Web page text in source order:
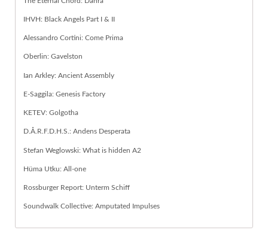
IHVH: Black Angels Part I & II
Alessandro Cortini: Come Prima
Oberlin: Gavelston
Ian Arkley: Ancient Assembly
E-Saggila: Genesis Factory
KETEV: Golgotha
D.Å.R.F.D.H.S.: Andens Desperata
Stefan Weglowski: What is hidden A2
Hüma Utku: All-one
Rossburger Report: Unterm Schiff
Soundwalk Collective: Amputated Impulses